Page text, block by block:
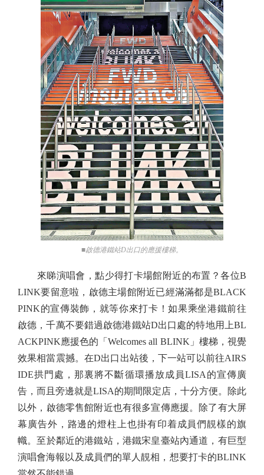
■啟德港鐵站D出口的應援樓梯。
來睇演唱會，點少得打卡場館附近的布置？各位B
LINK要留意啦，啟德主場館附近已經滿滿都是BLACK
PINK的宣傳裝飾，就等你來打卡！如果乘坐港鐵前往
啟德，千萬不要錯過啟德港鐵站D出口處的特地用上BL
ACKPINK應援色的「Welcomes all BLINK」樓梯，視覺
效果相當震撼。在D出口出站後，下一站可以前往AIRS
IDE拱門處，那裏將不斷循環播放成員LISA的宣傳廣
告，而且旁邊就是LISA的期間限定店，十分方便。除此
以外，啟德零售館附近也有很多宣傳應援。除了有大屏
幕廣告外，路邊的燈柱上也掛有印着成員們靚樣的旗
幟。至於鄰近的港鐵站，港鐵宋皇臺站內通道，有巨型
演唱會海報以及成員們的單人靚相，想要打卡的BLINK